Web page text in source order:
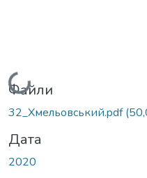
Вантажиться...
Файли
32_Хмельовський.pdf
Дата
2020